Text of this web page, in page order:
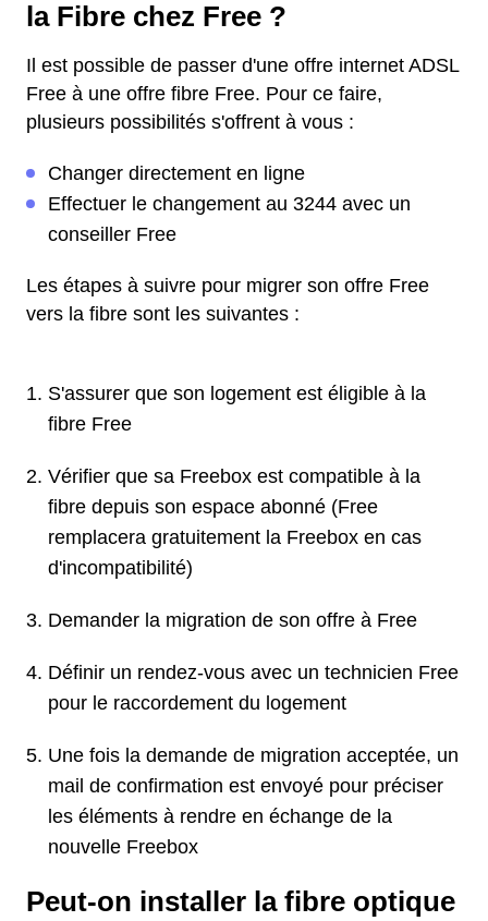
la Fibre chez Free ?
Il est possible de passer d'une offre internet ADSL
Free à une offre fibre Free. Pour ce faire,
plusieurs possibilités s'offrent à vous :
Changer directement en ligne
Effectuer le changement au 3244 avec un
conseiller Free
Les étapes à suivre pour migrer son offre Free
vers la fibre sont les suivantes :
S'assurer que son logement est éligible à la
fibre Free
Vérifier que sa Freebox est compatible à la
fibre depuis son espace abonné (Free
remplacera gratuitement la Freebox en cas
d'incompatibilité)
Demander la migration de son offre à Free
Définir un rendez-vous avec un technicien Free
pour le raccordement du logement
Une fois la demande de migration acceptée, un
mail de confirmation est envoyé pour préciser
les éléments à rendre en échange de la
nouvelle Freebox
Peut-on installer la fibre optique